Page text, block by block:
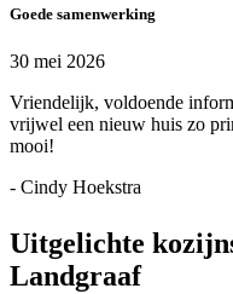
Goede samenwerking
30 mei 2026
Vriendelijk, voldoende
vrijwel een nieuw huis zo
mooi!
- Cindy Hoekstra
Uitgelichte
Landgraaf